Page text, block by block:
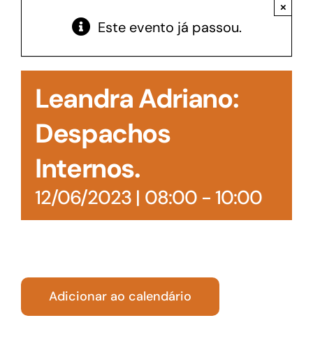
Acesso à Informação
Este evento já passou.
×
Leandra Adriano:
Despachos
Internos.
12/06/2023 | 08:00- 10:00
Adicionar ao calendário